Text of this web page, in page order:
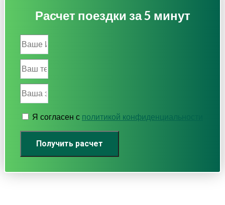
Расчет поездки за 5 минут
Я согласен с политикой конфиденциальности
Получить расчет